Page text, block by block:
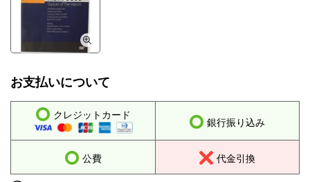
お支払いについて
クレジットカード
銀行振り込み
公費 代金引換